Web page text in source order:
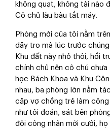
không quạt, không tài nào
Cô chủ làu bàu tắt máy.
Phòng mới của tôi nằm
dãy trọ mà lúc trước
Khu đất này nhỏ thôi, hồi
chính chủ nên cô chú
học Bách Khoa và Khu
nhau, ba phòng lớn nằm
cặp vợ chồng trẻ làm công
như tôi đoán, sát bên
đôi công nhân mới cưới,